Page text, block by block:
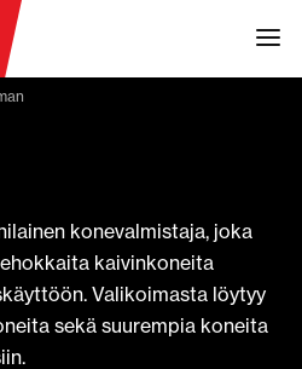
konevalmistaja, joka
kaivinkoneita
Valikoimasta löytyy
sekä suurempia koneita